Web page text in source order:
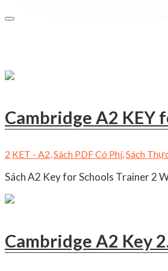
Cambridge A2 KEY
2 KET - A2,Sách PDF Có Phí,Sách
Sách A2 Key for Schools Trainer 2
Cambridge A2 Key